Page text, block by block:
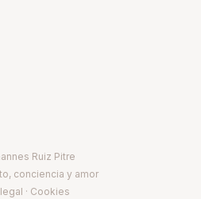
Ruiz Pitre
conciencia y amor
· Cookies